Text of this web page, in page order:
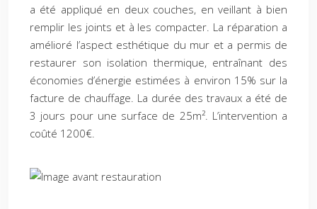
a été appliqué en deux couches, en veillant à bien
remplir les joints et à les compacter. La réparation a
amélioré l’aspect esthétique du mur et a permis de
restaurer son isolation thermique, entraînant des
économies d’énergie estimées à environ 15% sur la
facture de chauffage. La durée des travaux a été de
3 jours pour une surface de 25m². L’intervention a
coûté 1200€.